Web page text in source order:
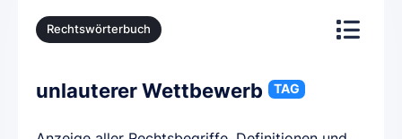
Rechtswörterbuch
unlauterer Wettbewerb TAG